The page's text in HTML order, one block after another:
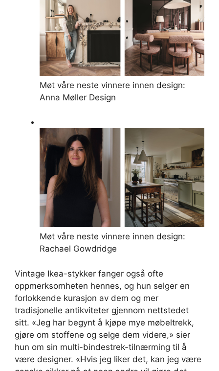
Møt våre neste vinnere innen design:
Anna Møller Design
Møt våre neste vinnere innen design:
Rachael Gowdridge
Vintage Ikea-stykker fanger også ofte
oppmerksomheten hennes, og hun selger en
forlokkende kurasjon av dem og mer
tradisjonelle antikviteter gjennom nettstedet
sitt. «Jeg har begynt å kjøpe mye møbeltrekk,
gjøre om stoffene og selge dem videre,» sier
hun om sin multi-bindestrek-tilnærming til å
være designer. «Hvis jeg liker det, kan jeg være